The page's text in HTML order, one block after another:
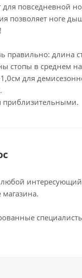
повседневной
позволяет ноге
правильно: длина
стопы в среднем
для
приблизительными.
магазина.